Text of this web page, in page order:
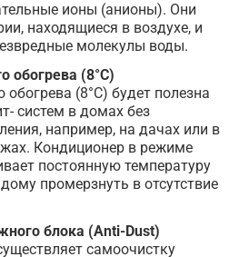
ионы (анионы). Они
находящиеся в воздухе, и
молекулы воды.
обогрева (8°С)
(8°C) будет полезна
систем в домах без
например, на дачах или в
Кондиционер в режиме
постоянную температуру
промерзнуть в отсутствие
блока (Anti-Dust)
самоочистку